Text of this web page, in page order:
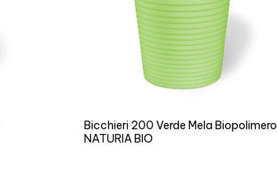
Bicchieri 200 Verde Mela Biopolimero
NATURIA BIO